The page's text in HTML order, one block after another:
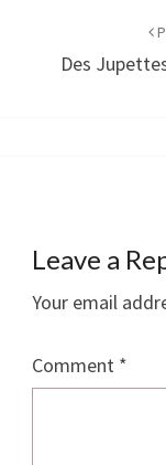
Des
Leave a
Your email
Comment *